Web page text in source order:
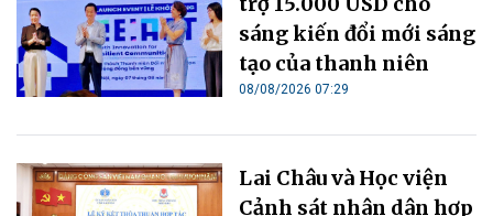
sáng kiến đổi mới sáng
tạo của thanh niên
08/08/2026 07:29
Lai Châu và Học viện
Cảnh sát nhân dân hợp